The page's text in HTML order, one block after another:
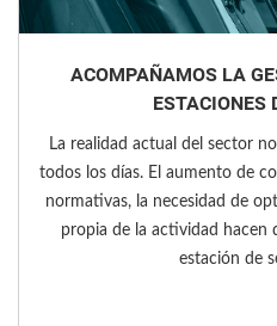
ACOMPAÑAMOS LA
ESTACIONES
La realidad actual del sector
todos los días. El aumento de
normativas, la necesidad de
propia de la actividad hacen
estación de